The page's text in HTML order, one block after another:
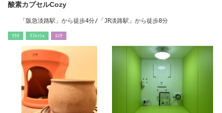
酸素カプセルCozy
「阪急淡路駅」から徒歩4分/「JR淡路駅」から徒歩8分
ﾘﾗｸ ﾘﾌﾚｯｼｭ ｴｽﾃ